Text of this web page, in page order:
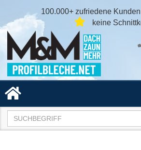
100.000+ zufriedene Kunden
keine